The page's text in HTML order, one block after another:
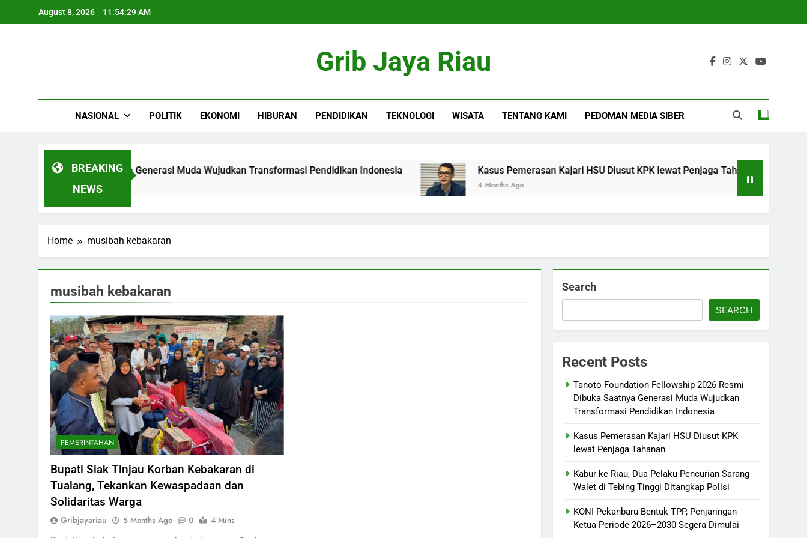
August 8, 2026 11:54:29 AM
Grib Jaya Riau
NASIONAL POLITIK EKONOMI HIBURAN PENDIDIKAN TEKNOLOGI WISATA TENTANG KAMI PEDOMAN MEDIA SIBER
BREAKING
NEWS
Resmi Dibuka Saatnya Generasi Muda Wujudkan Transformasi Pendidikan Indonesia Kasus Pemerasan Kajari HSU Diusut KPK lewat Penjaga Tahanan
4 Months Ago
Home musibah kebakaran
musibah kebakaran
PEMERINTAHAN
Bupati Siak Tinjau Korban Kebakaran di
Tualang, Tekankan Kewaspadaan dan
Solidaritas Warga
Gribjayariau 5 Months Ago 0
4 Mins
Search
SEARCH
Recent Posts
Tanoto Foundation Fellowship 2026 Resmi
Dibuka Saatnya Generasi Muda Wujudkan
Transformasi Pendidikan Indonesia
Kasus Pemerasan Kajari HSU Diusut KPK
lewat Penjaga Tahanan
Kabur ke Riau, Dua Pelaku Pencurian Sarang
Walet di Tebing Tinggi Ditangkap Polisi
KONI Pekanbaru Bentuk TPP, Penjaringan
Ketua Periode 2026–2030 Segera Dimulai